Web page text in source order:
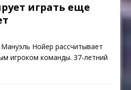
играть еще
Нойер рассчитывает
игроком команды. 37-летний